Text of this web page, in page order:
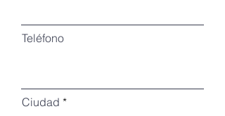
Teléfono
Ciudad